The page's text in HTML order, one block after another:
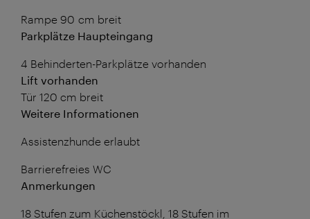
Rampe 90 cm breit
Parkplätze Haupteingang
4 Behinderten-Parkplätze vorhanden
Lift vorhanden
Tür 120 cm breit
Weitere Informationen
Assistenzhunde erlaubt
Barrierefreies WC
Anmerkungen
18 Stufen zum Küchenstöckl, 18 Stufen im